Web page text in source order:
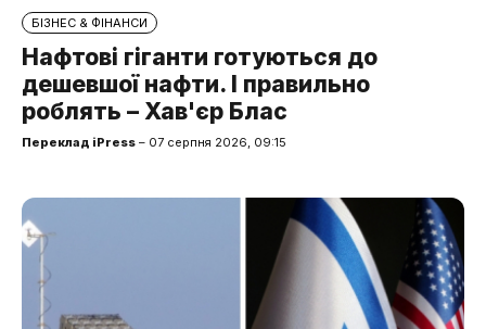
БІЗНЕС & ФІНАНСИ
Нафтові гіганти готуються до
дешевшої нафти. І правильно
роблять – Хав'єр Блас
Переклад iPress – 07 серпня 2026, 09:15